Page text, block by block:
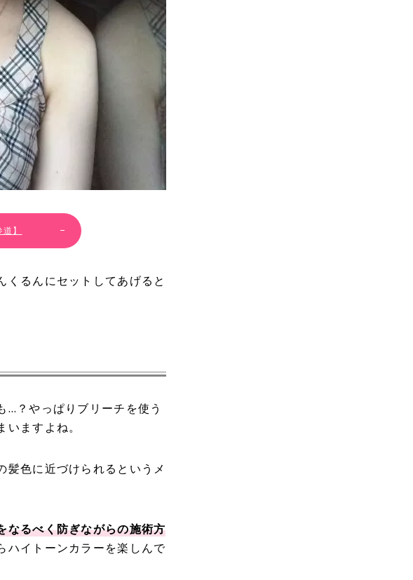
】
くるんにセットしてあげると
…？やっぱりブリーチを使う
ますよね。
髪色に近づけられるというメ
なるべく防ぎながらの施術方
ハイトーンカラーを楽しんで